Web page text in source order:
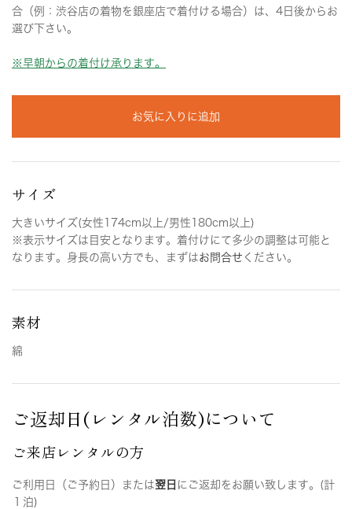
合（例：渋谷店の着物を銀座店で着付ける場合）は、4日後からお
選び下さい。
※早朝からの着付け承ります。
お気に入りに追加
サイズ
大きいサイズ(女性174cm以上/男性180cm以上)
※表示サイズは目安となります。着付けにて多少の調整は可能と
なります。身長の高い方でも、まずはお問合せ ください。
素材
綿
ご返却日(レンタル泊数)について
ご来店レンタルの方
ご利用日（ご予約日）または翌日 にご返却をお願い致します。(計
１泊)